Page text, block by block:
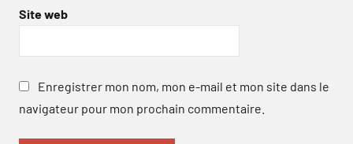
Site web
Enregistrer mon nom, mon e-mail et mon site dans le
navigateur pour mon prochain commentaire.